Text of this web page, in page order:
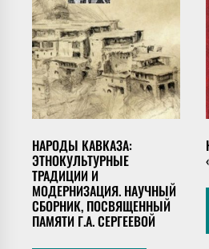
НАРОДЫ КАВКАЗА:
ЭТНОКУЛЬТУРНЫЕ
ТРАДИЦИИ И
МОДЕРНИЗАЦИЯ. НАУЧНЫЙ
СБОРНИК, ПОСВЯЩЕННЫЙ
ПАМЯТИ Г.А. СЕРГЕЕВОЙ